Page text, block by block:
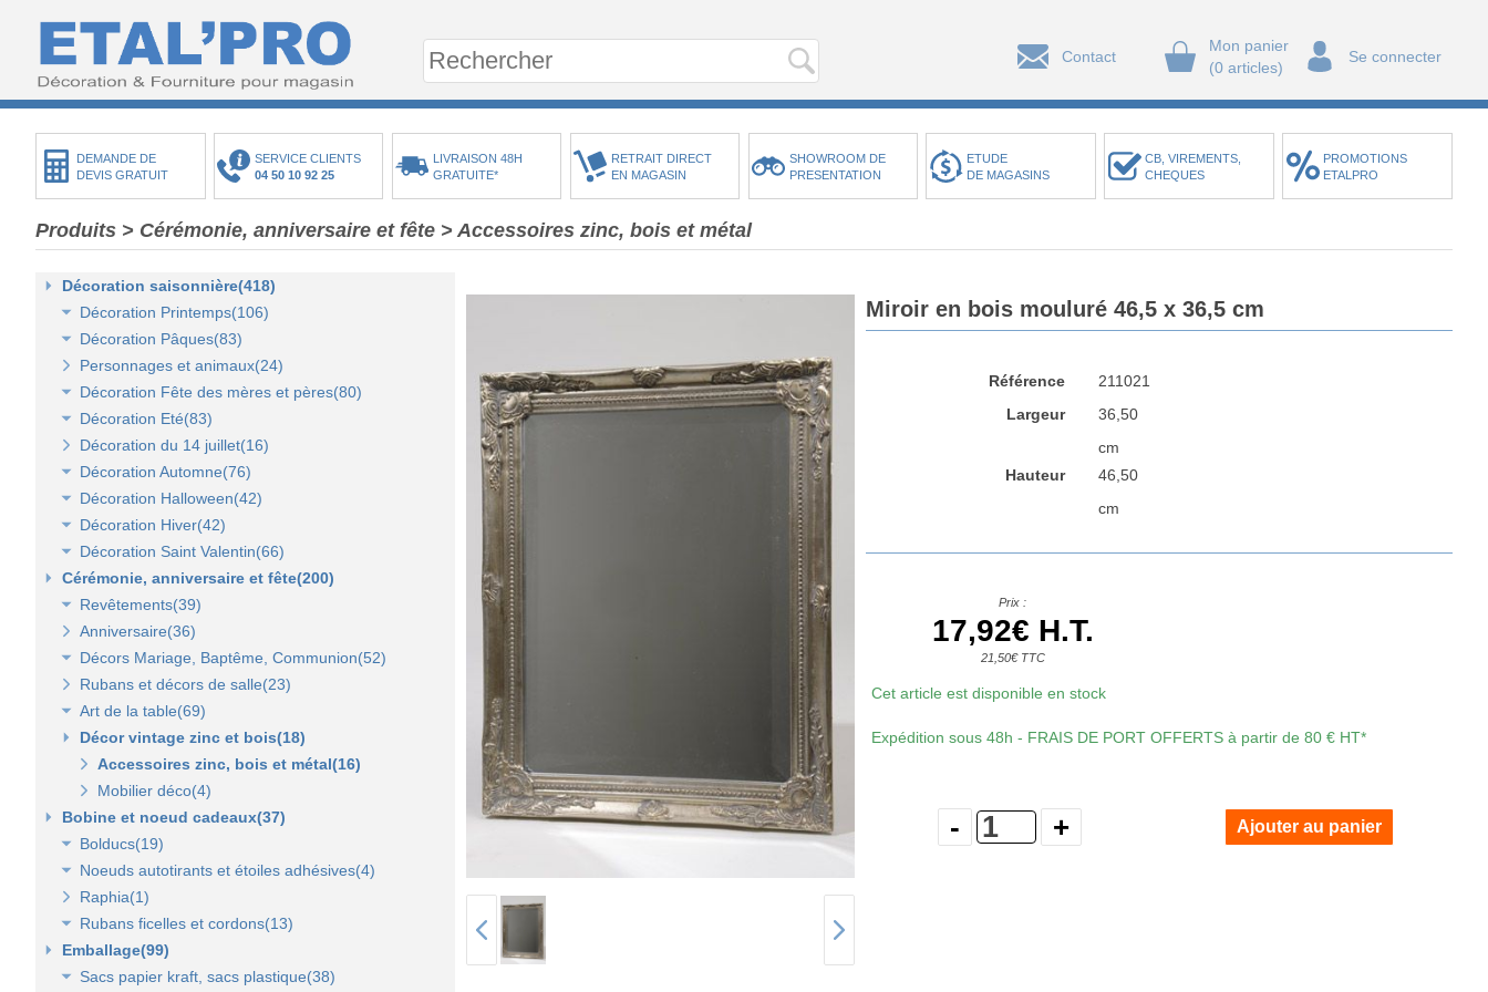
Contact
Mon panier
(0 articles)
Se connecter
DEMANDE DE
DEVIS GRATUIT
SERVICE CLIENTS
04 50 10 92 25
LIVRAISON 48H
GRATUITE*
RETRAIT DIRECT
EN MAGASIN
SHOWROOM DE
PRESENTATION
ETUDE
DE MAGASINS
CB, VIREMENTS,
CHEQUES
PROMOTIONS
ETALPRO
Produits > Cérémonie, anniversaire et fête > Accessoires zinc, bois et métal
Décoration saisonnière(418)
Décoration Printemps(106)
Décoration vitrine de printemps(18)
Arbres et plantes printemps-été(20)
Bouquets fleurs et fruits(43)
Mini-maisons et jardins(19)
Pelouses mousses et végétaux(18)
Décoration Pâques(83)
Décoration vitrine de Pâques(14)
Décors de Pâques : les animaux(13)
Décors Pâques : Les Oeufs de Pâques(12)
Décor naturel et floral de Pâques(41)
Décoration de table de Pâques(15)
Personnages et animaux(24)
Décoration Fête des mères et pères(80)
Décor vitrine de fête des mères et pères(21)
Décors Fête des mères et pères(63)
Décoration Eté(83)
Décoration vitrine d'été(23)
Décors mer et plage(26)
Lanterne, lampion, déco de table et terrasse(37)
Eclairage électrique d'été(9)
Décoration du 14 juillet(16)
Décoration Automne(76)
Décoration vitrine d'automne(17)
Décors automne(62)
Décoration Halloween(42)
Décor vitrine d'halloween(8)
Décor halloween(36)
Décoration Hiver(42)
Décoration vitrine d'hiver(7)
Décors d'hiver(35)
Décoration Saint Valentin(66)
Décoration vitrine de Saint Valentin(15)
Décors Saint Valentin(56)
Cérémonie, anniversaire et fête(200)
Revêtements(39)
Non tissé(19)
Pelouses et revêtements nature(6)
Tissus(13)
Anniversaire(36)
Décors Mariage, Baptême, Communion(52)
Accessoires de cérémonie(14)
Sacs dragées, photophores et chandeliers(10)
Tulles et noeuds de mariage(16)
Rubans et décors de salle(23)
Art de la table(69)
Fleurs et déco de table(37)
Nappes et chemins de table(15)
Serviettes et vaisselle jetables(17)
Décor vintage zinc et bois(18)
Accessoires zinc, bois et métal(16)
Mobilier déco(4)
Bobine et noeud cadeaux(37)
Bolducs(19)
Bolducs 7 et 10 mm(7)
Rubans 19 et 25 mm(7)
Rubans 50 et 100 mm(5)
Noeuds autotirants et étoiles adhésives(4)
Noeuds autocollants et étoiles adhésives(3)
Raphia(1)
Rubans ficelles et cordons(13)
Ficelles et cordons(4)
Rubans tissu, jute et sisal(6)
Emballage(99)
Sacs papier kraft, sacs plastique(38)
Miroir en bois mouluré 46,5 x 36,5 cm
Référence
211021
Largeur
36,50
cm
Hauteur
46,50
cm
Prix :
17,92€ H.T.
21,50€ TTC
Cet article est disponible en stock
Expédition sous 48h - FRAIS DE PORT OFFERTS à partir de 80 € HT*